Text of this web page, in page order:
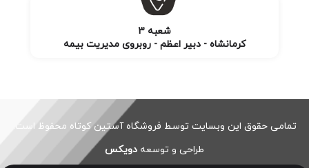
شعبه 3
کرمانشاه - دبیر اعظم - روبروی مدیریت بیمه
تمامی حقوق این وبسایت توسط فروشگاه آستین کوتاه محفوظ است.
طراحی و توسعه دویکس